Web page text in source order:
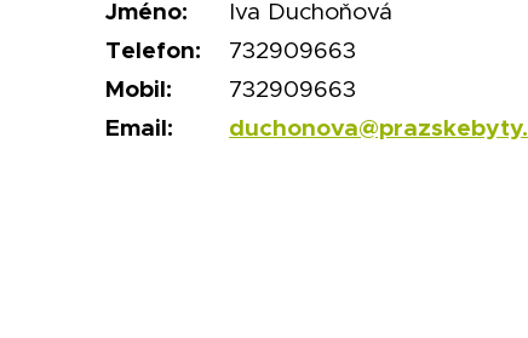
Jméno:
Iva Duchoňová
Telefon:
732909663
Mobil:
732909663
Email: